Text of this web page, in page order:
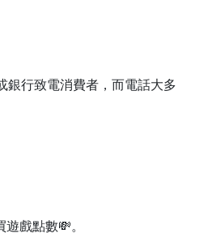
銀行致電消費者，而電話大多
戲點數💸。